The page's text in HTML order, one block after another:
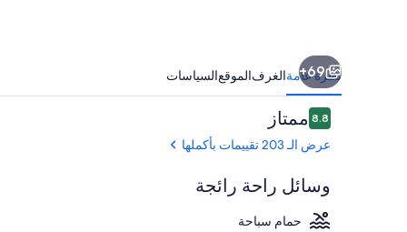
69+
نظرة عامةالغرفالموقعالسياسات
التقييمات
8.88.8 من 10ممتاز
عرض الـ 203 تقييمات بأكملها
وسائل راحة رائجة
حمام سباحة